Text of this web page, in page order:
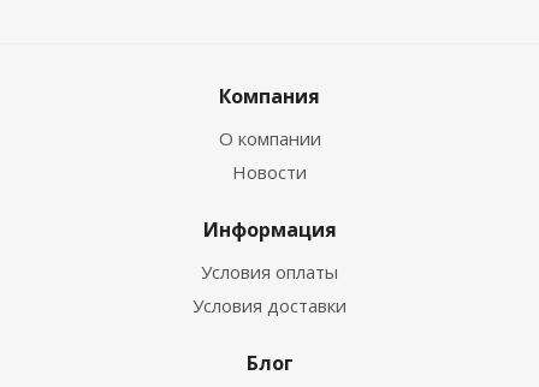
Компания
О компании
Новости
Информация
Условия оплаты
Условия доставки
Блог